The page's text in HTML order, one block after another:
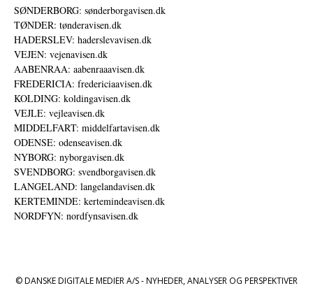
SØNDERBORG: sønderborgavisen.dk
TØNDER: tønderavisen.dk
HADERSLEV: haderslevavisen.dk
VEJEN: vejenavisen.dk
AABENRAA: aabenraaavisen.dk
FREDERICIA: fredericiaavisen.dk
KOLDING: koldingavisen.dk
VEJLE: vejleavisen.dk
MIDDELFART: middelfartavisen.dk
ODENSE: odenseavisen.dk
NYBORG: nyborgavisen.dk
SVENDBORG: svendborgavisen.dk
LANGELAND: langelandavisen.dk
KERTEMINDE: kertemindeavisen.dk
NORDFYN: nordfynsavisen.dk
© DANSKE DIGITALE MEDIER A/S - NYHEDER, ANALYSER OG PERSPEKTIVER